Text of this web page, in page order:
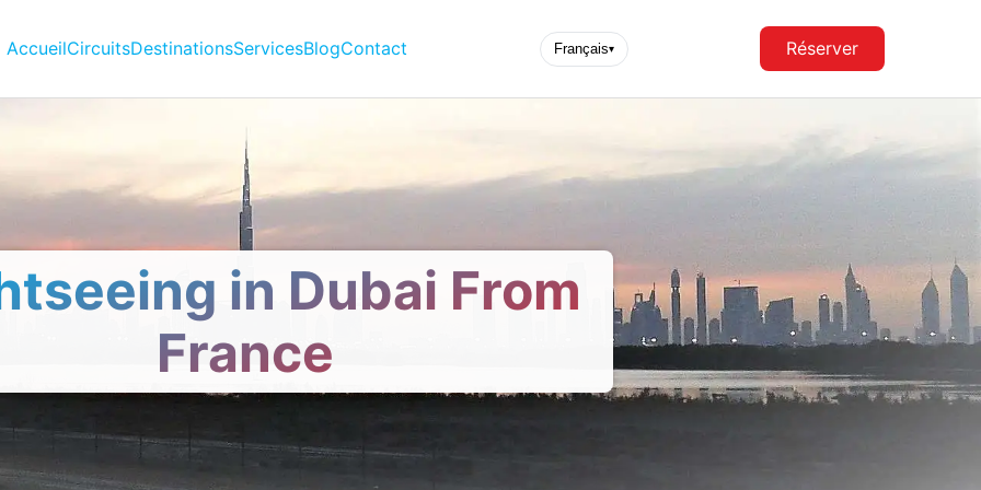
AccueilCircuitsDestinationsServicesBlogContact Français▾ Réserver
in Dubai From
France